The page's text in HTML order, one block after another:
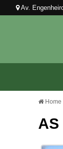
Av.
Home
AS